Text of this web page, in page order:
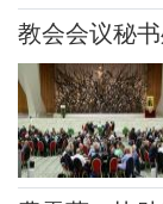
教会会议秘
准则和指示